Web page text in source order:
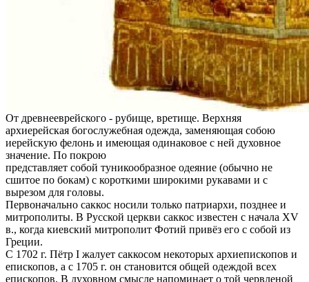
От древнееврейского - рубище, вретище. Верхняя
архиерейская богослужебная одежда, заменяющая собою
иерейскую фелонь и имеющая одинаковое с ней духовное
значение. По покрою
представляет собой туникообразное одеяние (обычно не
сшитое по бокам) с короткими широкими рукавами и с
вырезом для головы.
Первоначально саккос носили только патриархи, позднее и
митрополиты. В Русской церкви саккос известен с начала XV
в., когда киевский митрополит Фотий привёз его с собой из
Греции.
С 1702 г. Пётр I жалует саккосом некоторых архиепископов и
епископов, а с 1705 г. он становится общей одеждой всех
епископов. В духовном смысле напоминает о той червленой